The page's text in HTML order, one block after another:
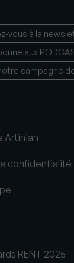
vous à la
aux
campagne
Artinian
confidentialité
RENT 2025